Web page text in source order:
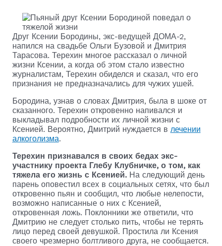
Друг Ксении Бородины, экс-ведущей ДОМА-2,
напился на свадьбе Ольги Бузовой и Дмитрия
Тарасова. Терехин многое рассказал о личной
жизни Ксении, а когда об этом стало известно
журналистам, Терехин обиделся и сказал, что его
признания не предназначались для чужих ушей.
Бородина, узнав о словах Дмитрия, была в шоке от
сказанного. Терехин откровенно напивался и
выкладывал подробности их личной жизни с
Ксенией. Вероятно, Дмитрий нуждается в лечении
алкоголизма.
Терехин признавался в своих бедах экс-
участнику проекта Глебу Клубничке, о том, как
тяжела его жизнь с Ксенией.На следующий день
парень оповестил всех в социальных сетях, что был
откровенно пьян и сообщил, что любые нелепости,
возможно написанные о них с Ксенией,
откровенная ложь. Поклонники же ответили, что
Дмитрию не следует столько пить, чтобы не терять
лицо перед своей девушкой. Простила ли Ксения
своего чрезмерно болтливого друга, не сообщается.